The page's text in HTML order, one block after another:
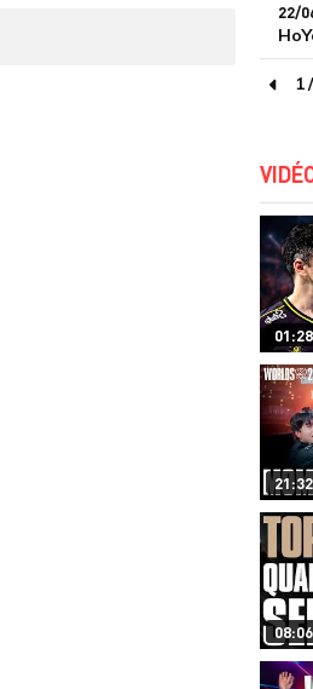
22/
1/
21:32
08:06